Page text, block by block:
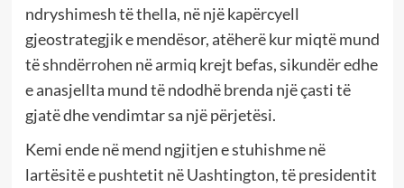
ndryshimesh të thella, në një kapërcyell
gjeostrategjik e mendësor, atëherë kur miqtë mund
të shndërrohen në armiq krejt befas, sikundër edhe
e anasjellta mund të ndodhë brenda një çasti të
gjatë dhe vendimtar sa një përjetësi.
Kemi ende në mend ngjitjen e stuhishme në
lartësitë e pushtetit në Uashtington, të presidentit